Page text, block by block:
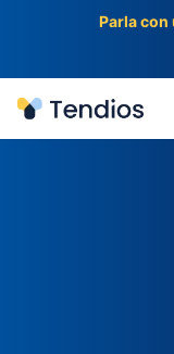
Parla
Tendios